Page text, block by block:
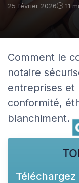
25 février 2026
11
Comment le
notaire
entreprises et
conformité,
blanchiment.